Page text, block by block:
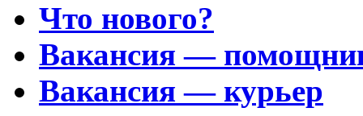
Что нового?
Вакансия —
Вакансия — курьер